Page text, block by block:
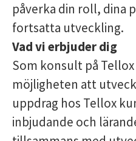
påverka din roll, dina
fortsatta utveckling.
Vad vi erbjuder dig
Som konsult på
möjligheten att
uppdrag hos Tellox
inbjudande och